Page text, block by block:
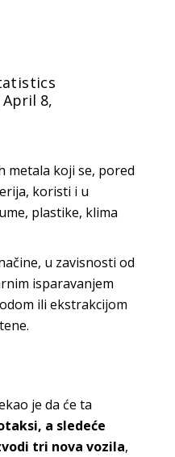
April 8,
metala koji se, pored
koristi i u
plastike, klima
u zavisnosti od
isparavanjem
ili ekstrakcijom
je da će ta
a sledeće
tri nova vozila,